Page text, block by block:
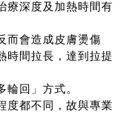
療深度及加熱時間有
而會造成皮膚燙傷
時間拉長，達到拉提
輪回」方式。
度都不同，故與專業